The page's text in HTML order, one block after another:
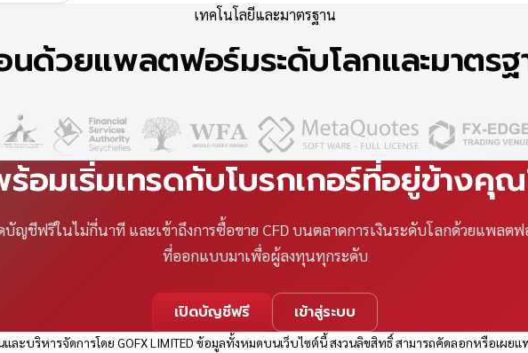
เทคโนโลยีและมาตรฐาน
นด้วยแพลตฟอร์มระดับโลกและมาตรฐ
อมเริ่มเทรดกับโบรกเกอร์ที่อยู่ข้างคุ
บัญชีฟรีในไม่กี่นาที และเข้าถึงการซื้อขาย CFD บนตลาดการเงินระดับโลกด้วยแพลตฟ
ที่ออกแบบมาเพื่อผู้ลงทุนทุกระดับ
เปิดบัญชีฟรี เข้าสู่ระบบ
และบริหารจัดการโดย GOFX LIMITED ข้อมูลทั้งหมดบนเว็บไซต์นี้ สงวนลิขสิทธิ์ สามารถคัดลอกหรือเผ